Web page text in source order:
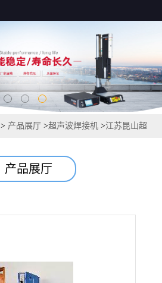
> 产品展厅 >超声波焊接机 >江苏昆山超
产品展厅